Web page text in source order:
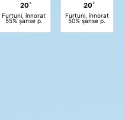
20˚
Furtuni, înnorat
55% șanse p.
20˚
Furtuni, înnorat
50% șanse p.